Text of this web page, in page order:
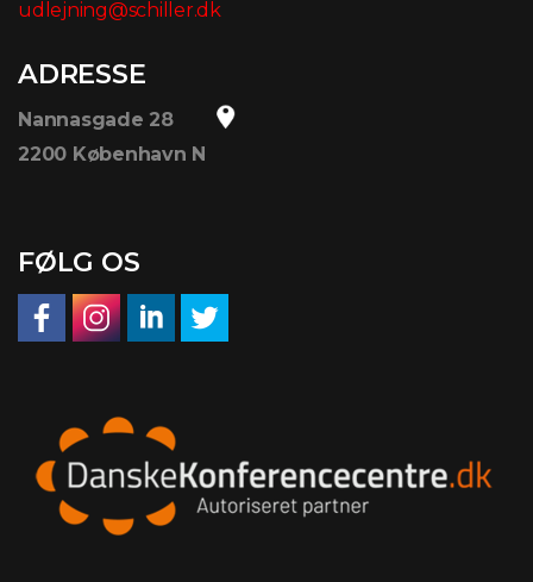
udlejning@schiller.dk
ADRESSE
Nannasgade 28
2200 København N
FØLG OS